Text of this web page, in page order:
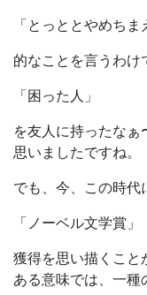
「とっととやめちま
的なことを言うわけ
「困った人」
を友人に持ったなぁ
思いましたですね。
でも、今、この時代
「ノーベル文学賞」
獲得を思い描くこと
ある意味では、一種